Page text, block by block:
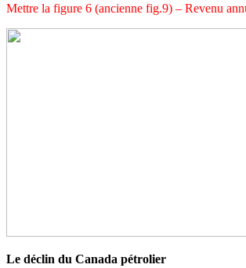
Mettre la figure 6 (ancienne fig.9) – Revenu
Le déclin du Canada pétrolier